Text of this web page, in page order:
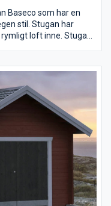
Baseco som har en
stil. Stugan har
loft inne. Stugan